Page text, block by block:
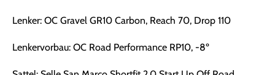
Lenker: OC Gravel GR10 Carbon, Reach 70, Drop 110
Lenkervorbau: OC Road Performance RP10, -8º